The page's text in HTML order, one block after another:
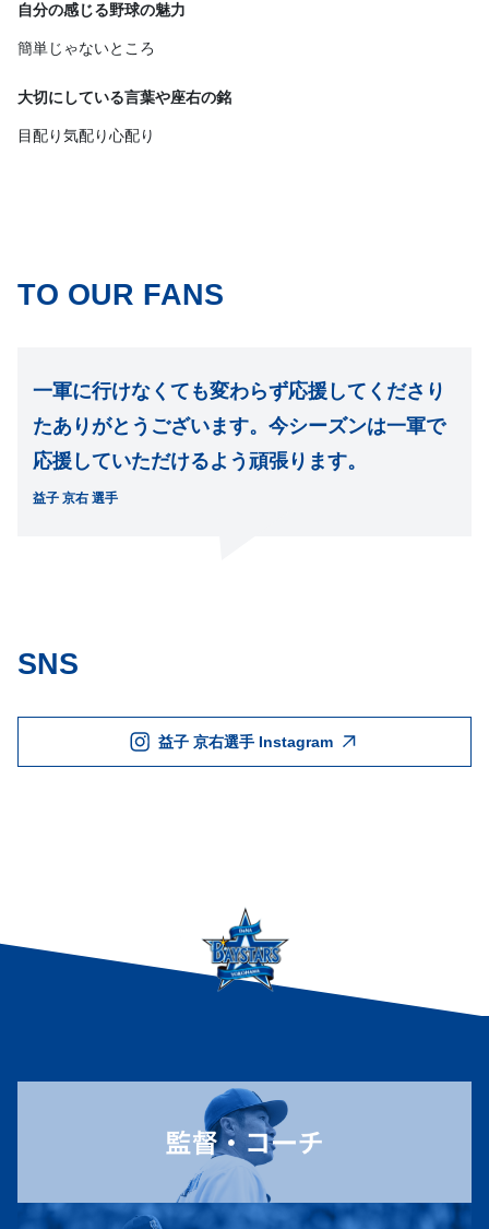
自分の感じる野球の魅力
簡単じゃないところ
大切にしている言葉や座右の銘
目配り気配り心配り
TO OUR FANS
一軍に行けなくても変わらず応援してくださり
たありがとうございます。今シーズンは一軍で
応援していただけるよう頑張ります。
益子 京右 選手
SNS
益子 京右選手 Instagram